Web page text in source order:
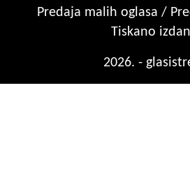
Predaja malih oglasa /
Tiskano
2026. -